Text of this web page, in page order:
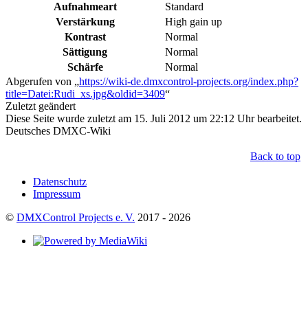
Aufnahmeart
Standard
Verstärkung
High gain up
Kontrast
Normal
Sättigung
Normal
Schärfe
Normal
Abgerufen von „https://wiki-de.dmxcontrol-projects.org/index.php?
title=Datei:Rudi_xs.jpg&oldid=3409“
Zuletzt geändert
Diese Seite wurde zuletzt am 15. Juli 2012 um 22:12 Uhr bearbeitet.
Deutsches DMXC-Wiki
Back to top
Datenschutz
Impressum
© DMXControl Projects e. V. 2017 - 2026